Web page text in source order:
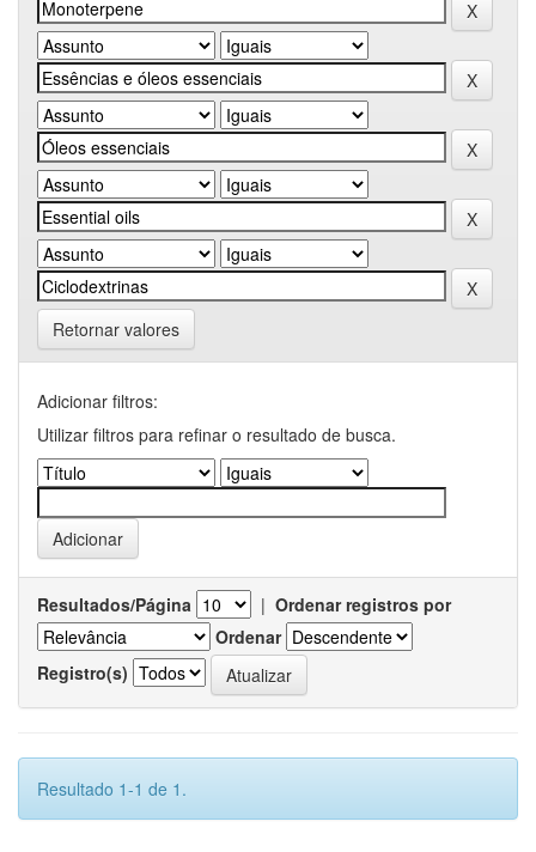
Retornar valores
Adicionar filtros:
Utilizar filtros para refinar o resultado de busca.
Resultados/Página | Ordenar registros por
Ordenar
Registro(s)
Resultado 1-1 de 1.